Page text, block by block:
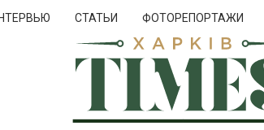
СТАТЬИ ФОТОРЕПОРТАЖИ